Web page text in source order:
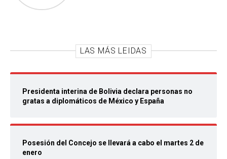
LAS MÁS LEIDAS
Presidenta interina de Bolivia declara personas no
gratas a diplomáticos de México y España
Posesión del Concejo se llevará a cabo el martes 2 de
enero